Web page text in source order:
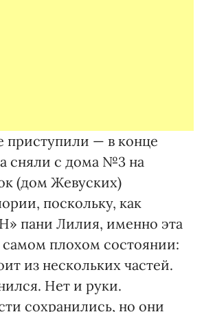
приступили — в конце
сняли с дома №3 на
(дом Жевуских)
поскольку, как
пани Лилия, именно эта
плохом состоянии:
из нескольких частей.
Нет и руки.
сохранились, но они